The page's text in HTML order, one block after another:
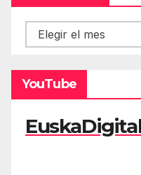
Hemeroteca
YouTube